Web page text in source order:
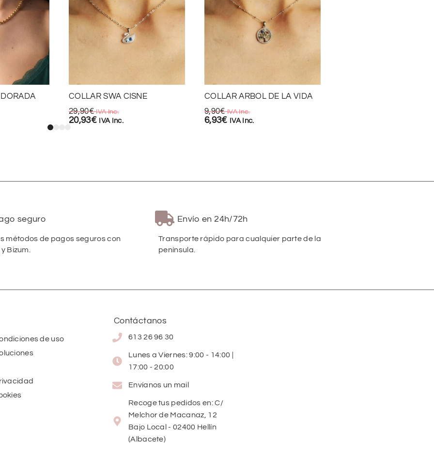
COLLAR SWA CISNE
29,90€ IVA Inc.
20,93€ IVA Inc.
COLLAR ARBOL DE LA VIDA
9,90€ IVA Inc.
6,93€ IVA Inc.
seguro
métodos de pagos seguros con
Bizum.
Envío en 24h/72h
Transporte rápido para cualquier parte de la
península.
de uso
Contáctanos
613 26 96 30
Lunes a Viernes: 9:00 - 14:00 |
17:00 - 20:00
Envíanos un mail
Recoge tus pedidos en: C/
Melchor de Macanaz, 12
Bajo Local - 02400 Hellín
(Albacete)